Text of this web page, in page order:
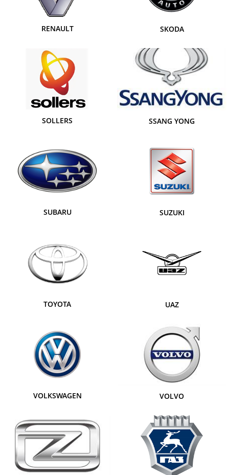
RENAULT SKODA
SOLLERS SSANG YONG
SUBARU SUZUKI
TOYOTA UAZ
VOLKSWAGEN VOLVO